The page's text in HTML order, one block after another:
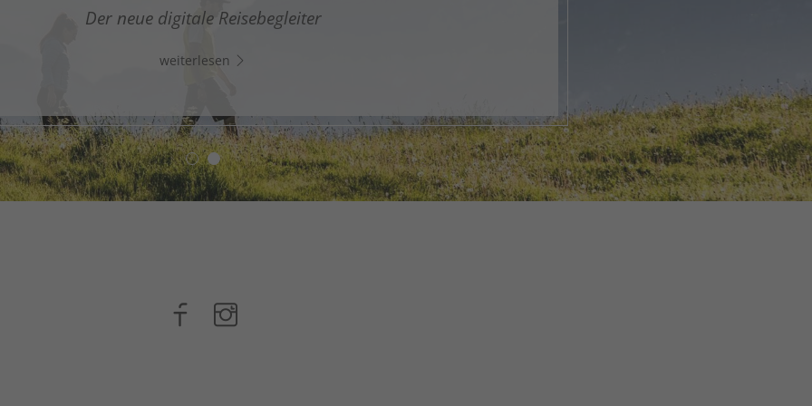
Assistent in Südtirols Süden - Klicke auf den Link, öffne
Whats App und chatte direkt los!
Der neue digitale Reisebegleiter
weiterlesen